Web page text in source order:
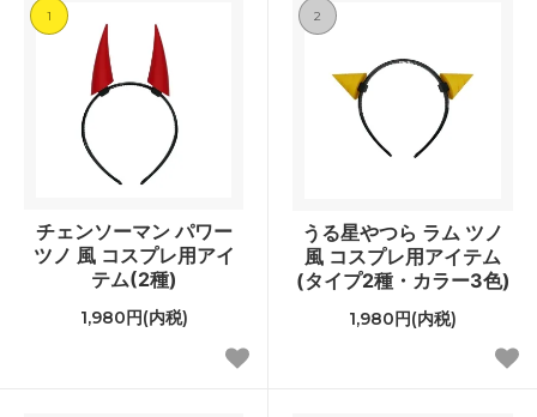
1
チェンソーマン パワー
ツノ 風 コスプレ用アイ
テム(2種)
1,980円(内税)
2
うる星やつら ラム ツノ
風 コスプレ用アイテム
(タイプ2種・カラー3色)
1,980円(内税)